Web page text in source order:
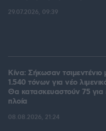
29.07.2026, 09:39
Κίνα: Σήκωσαν τσιμεντένιο
1.540 τόνων για νέο
Θα κατασκευαστούν 75 για
πλοία
08.08.2026, 21:24